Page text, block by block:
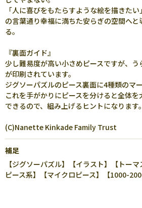
「人に喜びをもたらすような絵を描きた
の言葉通り幸福に満ちた安らぎの空間へ
る。
『裏面ガイド』
少し難易度が高い小さめピースですが、
が印刷されています。
ジグソーパズルのピース裏面に4種類のマ
これを手がかりにピースを分けると全体
できるので、組み上げるヒントになります。
(C)Nanette Kinkade Family Trust
補足
【ジグソーパズル】【イラスト】【トー
ピース系】【マイクロピース】【1000-